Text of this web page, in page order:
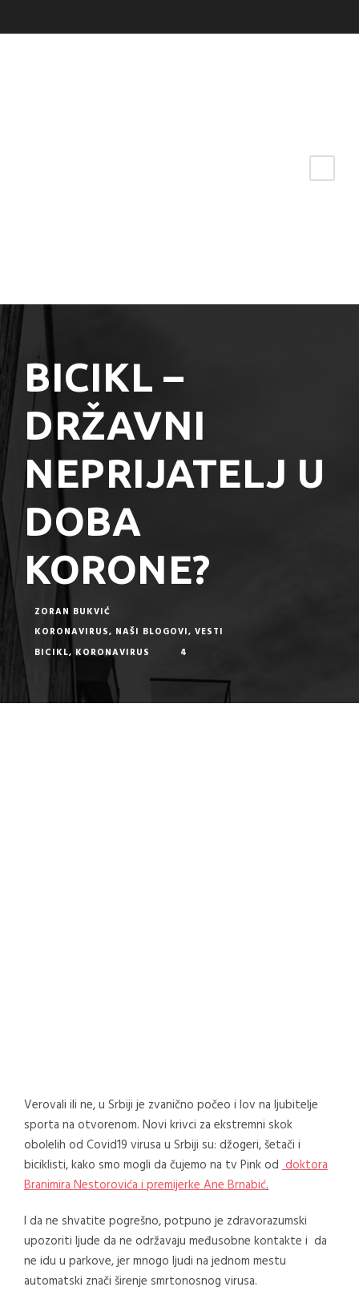
BICIKL –
DRŽAVNI
NEPRIJATELJ U
DOBA
KORONE?
ZORAN BUKVIĆ
KORONAVIRUS, NAŠI BLOGOVI, VESTI
BICIKL, KORONAVIRUS 4
Verovali ili ne, u Srbiji je zvanično počeo i lov na ljubitelje
sporta na otvorenom. Novi krivci za ekstremni skok
obolelih od Covid19 virusa u Srbiji su: džogeri, šetači i
biciklisti, kako smo mogli da čujemo na tv Pink od doktora
Branimira Nestorovića i premijerke Ane Brnabić.
I da ne shvatite pogrešno, potpuno je zdravorazumski
upozoriti ljude da ne održavaju međusobne kontakte i da
ne idu u parkove, jer mnogo ljudi na jednom mestu
automatski znači širenje smrtonosnog virusa.